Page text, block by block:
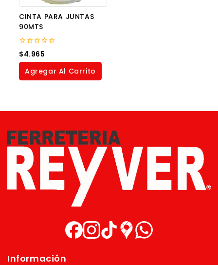
CINTA PARA JUNTAS
90MTS
0
out
of
$4.965
Agregar Al Carrito
Información